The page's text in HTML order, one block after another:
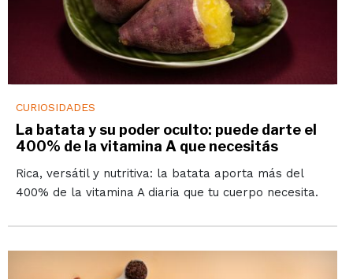
CURIOSIDADES
La batata y su poder oculto: puede darte el
400% de la vitamina A que necesitás
Rica, versátil y nutritiva: la batata aporta más del
400% de la vitamina A diaria que tu cuerpo necesita.